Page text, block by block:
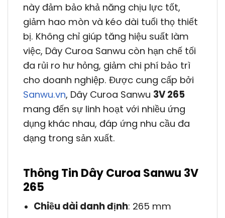
này đảm bảo khả năng chịu lực tốt,
giảm hao mòn và kéo dài tuổi thọ thiết
bị. Không chỉ giúp tăng hiệu suất làm
việc, Dây Curoa Sanwu còn hạn chế tối
đa rủi ro hư hỏng, giảm chi phí bảo trì
cho doanh nghiệp. Được cung cấp bởi
Sanwu.vn, Dây Curoa Sanwu 3V 265
mang đến sự linh hoạt với nhiều ứng
dụng khác nhau, đáp ứng nhu cầu đa
dạng trong sản xuất.
Thông Tin Dây Curoa Sanwu 3V
265
Chiều dài danh định: 265 mm